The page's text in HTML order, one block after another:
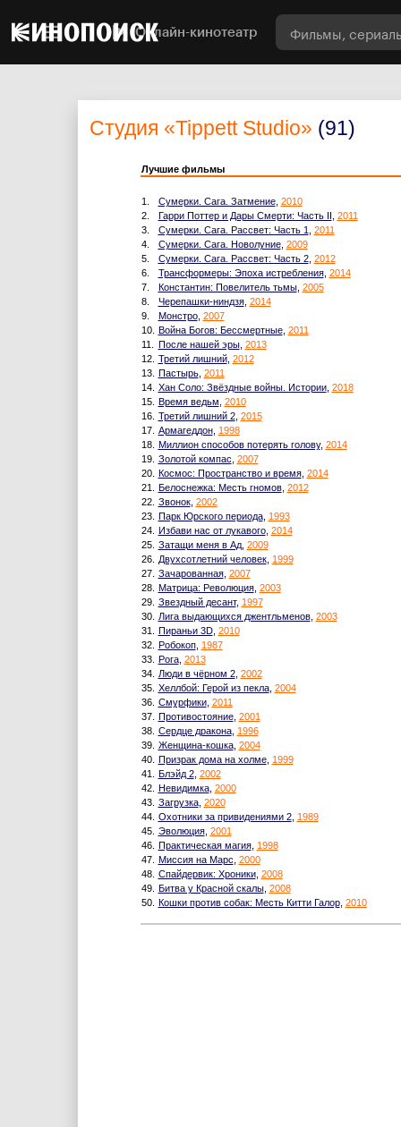
Онлайн-кинотеатр
Студия «Tippett Studio» (91)
Лучшие фильмы
1. Сумерки. Сага. Затмение, 2010
2.
Гарри Поттер и Дары Смерти: Часть II 2011
3.
Сумерки. Сага. Рассвет: Часть 1
2011
4.
Сумерки. Сага. Новолуние, 2009
5.
Сумерки. Сага. Рассвет: Часть 2, 2012
6.
Трансформеры: Эпоха истребления, 2014
7.
Константин: Повелитель тьмы, 2005
8.
Черепашки-ниндзя, 2014
9.
Монстро, 2007
10. Война Богов: Бессмертные, 2011
11.
После нашей эры, 2013
12. Третий лишний, 2012
13. Пастырь, 2011
14. Хан Соло: Звёздные войны. Истории, 2018
15. Время ведьм 2010
16. Третий лишний 2, 2015
17. Армагеддон, 1998
18. Миллион способов потерять голову, 2014
19. Золотой компас 2007
20. Космос: Пространство и время, 2014
21.
Белоснежка: Месть гномов, 2012
22. Звонок, 2002
23. Парк Юрского периода, 1993
24. Избави нас от лукавого, 2014
25. Затащи меня в Ад, 2009
26.
Двухсотлетний человек, 1999
27. Зачарованная, 2007
28. Матрица: Революция, 2003
29. Звездный десант, 1997
30.
Лига выдающихся джентльменов, 2003
31.
Пираньи 3D, 2010
32. Робокоп, 1987
33. Рога, 2013
34.
Люди в чёрном 2, 2002
35. Хеллбой: Герой из пекла, 2004
36. Смурфики, 2011
37. Противостояние, 2001
38. Сердце дракона, 1996
39. Женщина-кошка, 2004
40. Призрак дома на холме, 1999
41.
Блэйд 2, 2002
42. Невидимка, 2000
43. Загрузка, 2020
44. Охотники за привидениями 2, 1989
45. Эволюция, 2001
46. Практическая магия, 1998
47. Миссия на Марс 2000
48. Спайдервик: Хроники, 2008
49. Битва у Красной скалы, 2008
50. Кошки против собак: Месть Китти Галор, 2010